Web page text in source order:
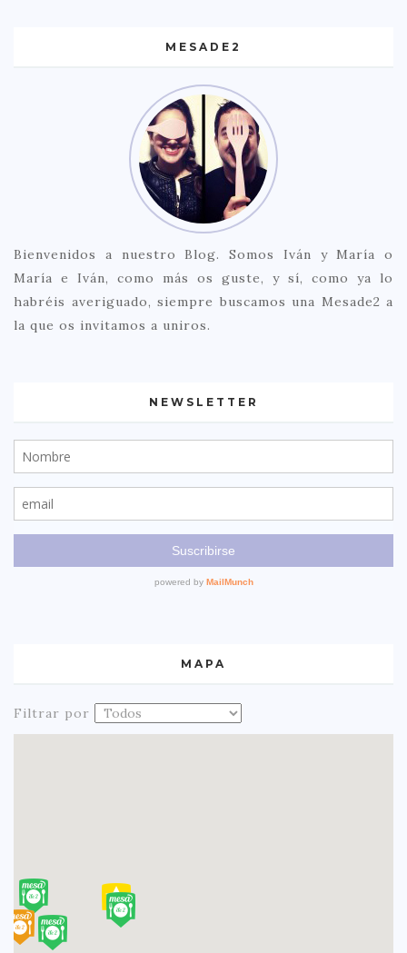
MESADE2
Bienvenidos a nuestro Blog. Somos Iván y María o
María e Iván, como más os guste, y sí, como ya lo
habréis averiguado, siempre buscamos una Mesade2 a
la que os invitamos a uniros.
NEWSLETTER
MAPA
Filtrar por